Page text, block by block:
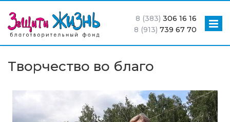
8 (383) 306 16 16
8 (913) 739 67 70
Творчество во благо